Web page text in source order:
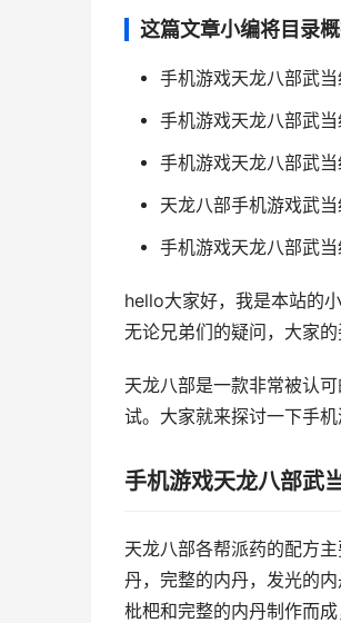
这篇文章小编将目录
手机游戏天龙八部武
手机游戏天龙八部武
手机游戏天龙八部武
天龙八部手机游戏武
手机游戏天龙八部武
hello大家好，我是本站的
无论兄弟们的疑问，大家
天龙八部是一款非常被认
试。大家就来探讨一下手
手机游戏天龙八部武
天龙八部各帮派药的配方
丹，完整的内丹，发光的
枇杷和完整的内丹制作而